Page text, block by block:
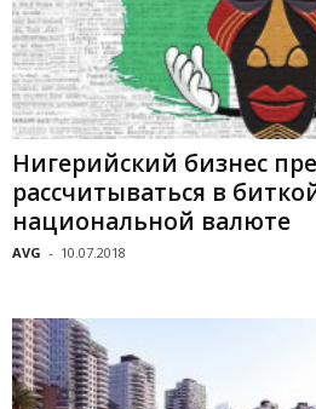
Нигерийский бизнес
рассчитываться в
национальной валюте
AVG - 10.07.2018